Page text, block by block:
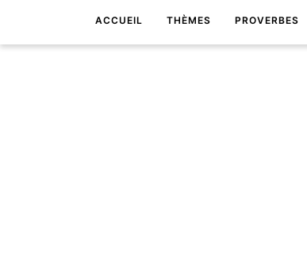
ACCUEIL THÈMES PROVERBES